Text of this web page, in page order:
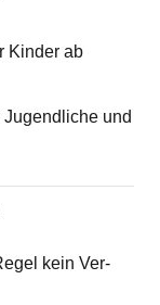
Kin­der ab
und
kein Ver­